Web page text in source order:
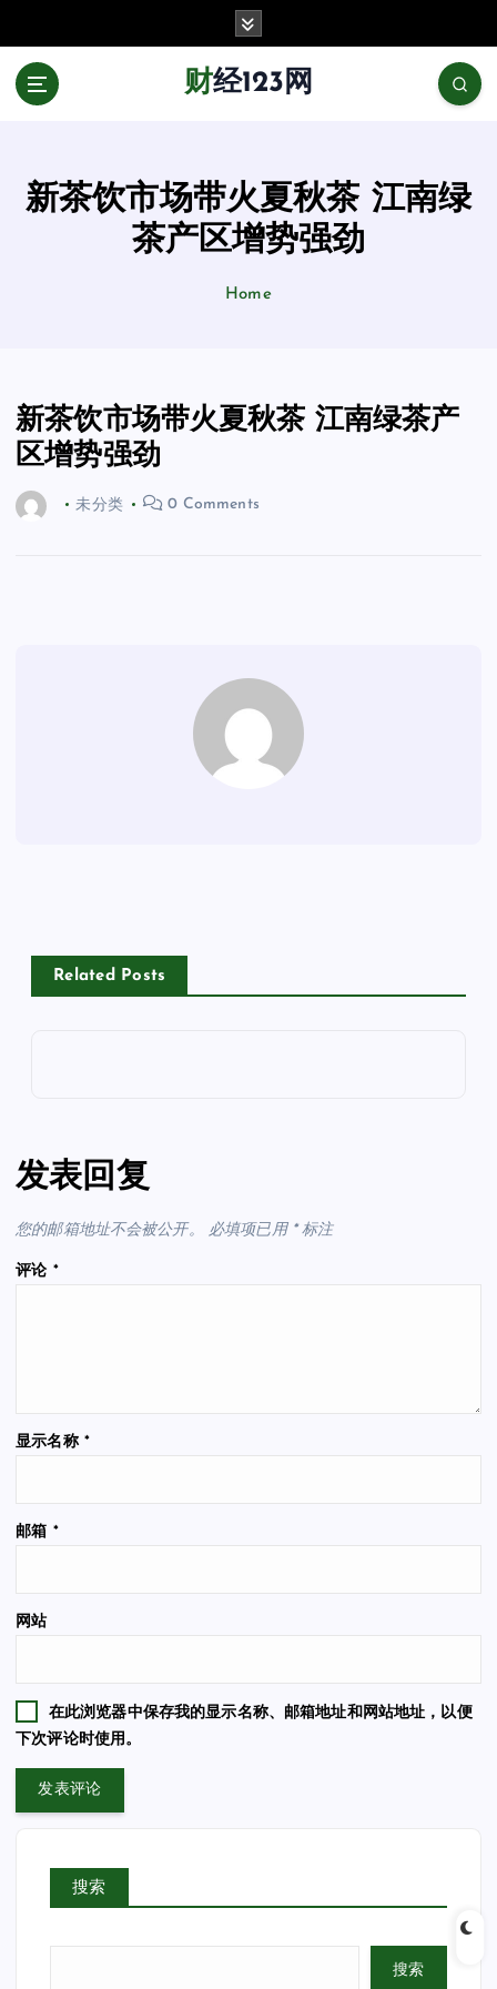
财经123网
新茶饮市场带火夏秋茶 江南绿
茶产区增势强劲
Home
新茶饮市场带火夏秋茶 江南绿茶产
区增势强劲
未分类 0 Comments
Related Posts
发表回复
您的邮箱地址不会被公开。 必填项已用 *标注
评论 *
显示名称 *
邮箱 *
网站
在此浏览器中保存我的显示名称、邮箱地址和网站地址，以便
下次评论时使用。
搜索
搜索